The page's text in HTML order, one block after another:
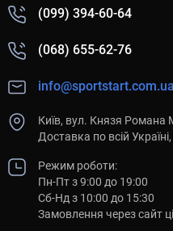
(099) 394-60-64
(068) 655-62-76
info@sportstart.com.ua
Київ, вул. Князя Романа
Доставка по всій
Режим роботи:
Пн-Пт з 9:00 до 19:00
Сб-Нд з 10:00 до 15:30
Замовлення через сайт